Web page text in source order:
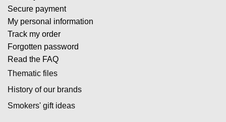
Secure payment
My personal information
Track my order
Forgotten password
Read the FAQ
Thematic files
History of our brands
Smokers' gift ideas